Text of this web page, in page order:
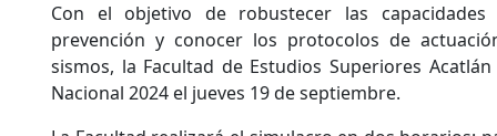
Con el objetivo de robustecer las
prevención y conocer los protocolos de
sismos, la Facultad de Estudios Superiores
Nacional 2024 el jueves 19 de septiembre.